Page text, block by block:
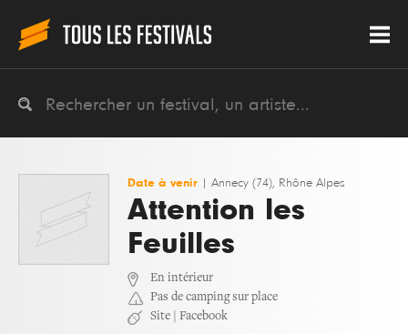
Date à venir Annecy (74), Rhône Alpes
Attention les
Feuilles
En intérieur
Pas de camping sur place
Site
Facebook